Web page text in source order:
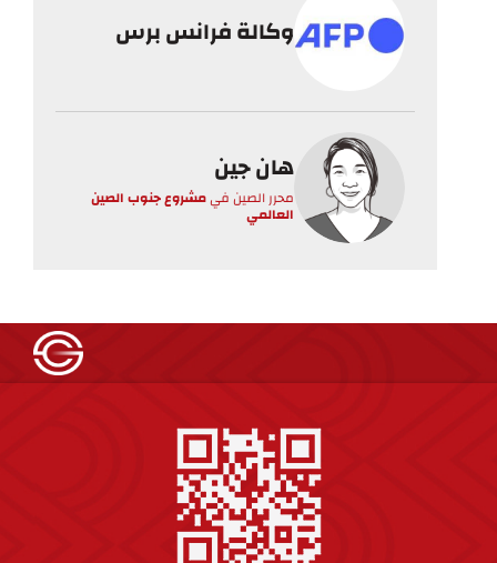
وكالة فرانس برس
هان جين
محرر الصينفيمشروع جنوب الصين
العالمي